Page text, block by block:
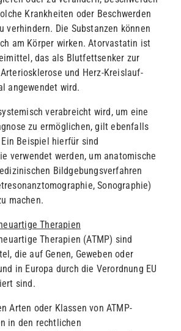
Krankheiten oder Beschwerden
verhindern. Die Substanzen können
am Körper wirken. Atorvastatin ist
das als Blutfettsenker zur
und Herz-Kreislauf-
angewendet wird.
verabreicht wird, um eine
zu ermöglichen, gilt ebenfalls
Beispiel hierfür sind
verwendet werden, um anatomische
Bildgebungsverfahren
Sonographie)
machen.
Therapien
Therapien (ATMP) sind
die auf Genen, Geweben oder
in Europa durch die Verordnung EU
sind.
Arten oder Klassen von ATMP-
in den rechtlichen